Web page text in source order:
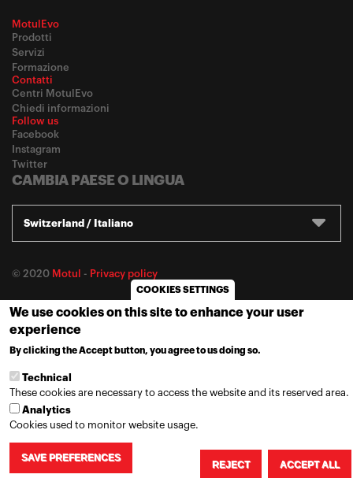
MotulEvo
Prodotti
Servizi
Formazione
Contatti
Centri MotulEvo
Chiedi informazioni
Follow us
Facebook
Instagram
Twitter
CAMBIA PAESE O LINGUA
Switzerland / Italiano
© 2020 Motul - Privacy policy
COOKIES SETTINGS
We use cookies on this site to enhance your user
experience
By clicking the Accept button, you agree to us doing so.
Technical
These cookies are necessary to access the website and its reserved area.
Analytics
Cookies used to monitor website usage.
SAVE PREFERENCES
REJECT ACCEPT ALL